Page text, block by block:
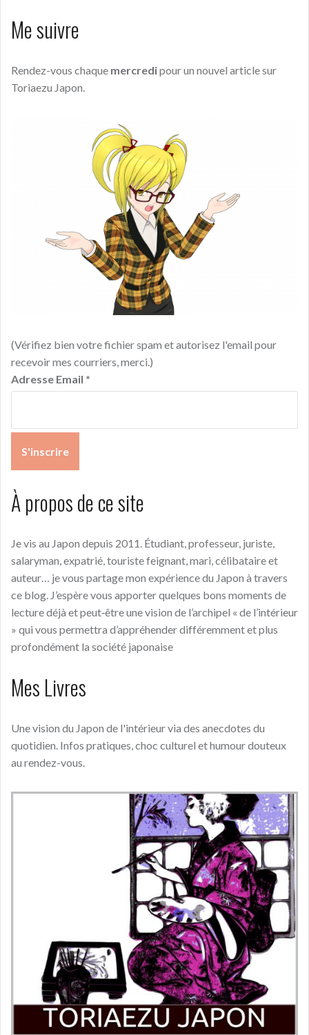
Me suivre
Rendez-vous chaque mercredipour un nouvel article sur
Toriaezu Japon.
(Vérifiez bien votre fichier spam et autorisez l'email pour
recevoir mes courriers, merci.)
Adresse Email *
À propos de ce site
Je vis au Japon depuis 2011. Étudiant, professeur, juriste,
salaryman, expatrié, touriste feignant, mari, célibataire et
auteur… je vous partage mon expérience du Japon à travers
ce blog. J’espère vous apporter quelques bons moments de
lecture déjà et peut‑être une vision de l’archipel « de l’intérieur
» qui vous permettra d’appréhender différemment et plus
profondément la société japonaise
Mes Livres
Une vision du Japon de l'intérieur via des anecdotes du
quotidien. Infos pratiques, choc culturel et humour douteux
au rendez-vous.